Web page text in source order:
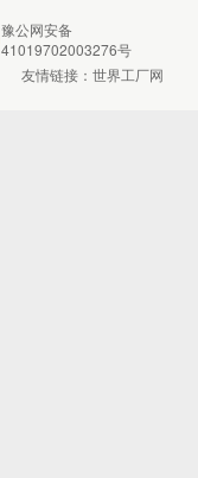
豫公网安备
41019702003276号
友情链接： 世界工厂网